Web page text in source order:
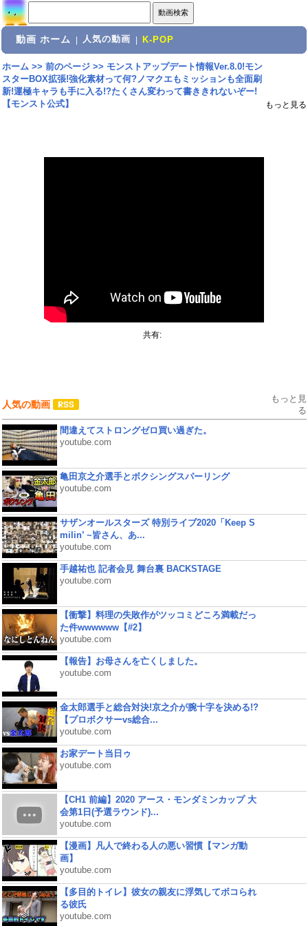
動画 ホーム 人気の動画 K-POP
ホーム>> 前のページ>> モンストアップデート情報Ver.8.0!モン
スターBOX拡張!強化素材って何?ノマクエもミッションも全面刷
新!運極キャラも手に入る!?たくさん変わって書ききれないぞー!
【モンスト公式】
もっと見る
共有:
人気の動画
もっと見
る
間違えてストロングゼロ買い過ぎた。
youtube.com
亀田京之介選手とボクシングスパーリング
youtube.com
サザンオールスターズ 特別ライブ2020「Keep S
milin’ ~皆さん、あ...
youtube.com
手越祐也 記者会見 舞台裏 BACKSTAGE
youtube.com
【衝撃】料理の失敗作がツッコミどころ満載だっ
た件wwwwww【#2】
youtube.com
【報告】お母さんを亡くしました。
youtube.com
金太郎選手と総合対決!京之介が腕十字を決める!?
【プロボクサーvs総合...
youtube.com
お家デート当日ゥ
youtube.com
【CH1 前編】2020 アース・モンダミンカップ 大
会第1日(予選ラウンド)...
youtube.com
【漫画】凡人で終わる人の悪い習慣【マンガ動
画】
youtube.com
【多目的トイレ】彼女の親友に浮気してボコられ
る彼氏
youtube.com